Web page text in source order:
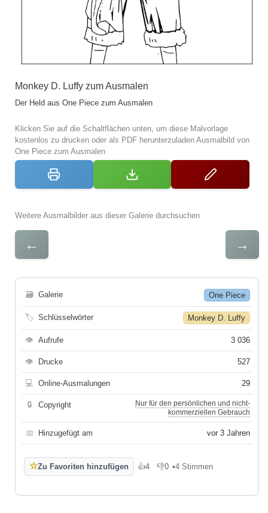
Monkey D. Luffy zum Ausmalen
Der Held aus One Piece zum Ausmalen
Klicken Sie auf die Schaltflächen unten, um diese Malvorlage
kostenlos zu drucken oder als PDF herunterzuladen Ausmalbild von
One Piece zum Ausmalen
Weitere Ausmalbilder aus dieser Galerie durchsuchen
← →
🗃 Galerie One Piece
🏷 Schlüsselwörter Monkey D. Luffy
👁 Aufrufe 3 036
👁 Drucke 527
💻 Online-Ausmalungen 29
🔒 Copyright
Nur für den persönlichen und nicht-
kommerziellen Gebrauch
📅 Hinzugefügt am vor 3 Jahren
☆Zu Favoriten hinzufügen 👍4
Gefällt mir
👎0
Gefällt mir nicht
•4 Stimmen